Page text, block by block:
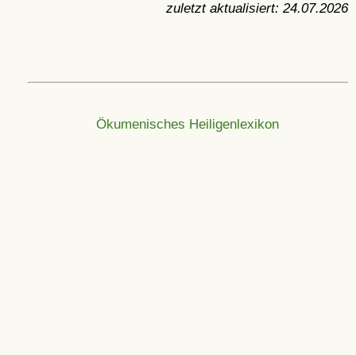
zuletzt aktualisiert: 24.07.2026
Ökumenisches Heiligenlexikon